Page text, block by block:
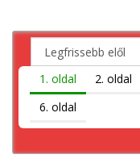
1. oldal 2. oldal
6. oldal